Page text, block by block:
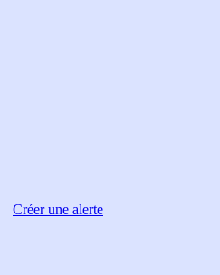
Créer une alerte